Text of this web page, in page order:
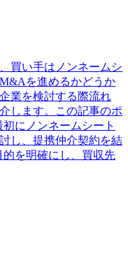
買い手はノンネームシ
を進めるかどうか
業を検討する際流れ
します。この記事のポ
にノンネームシート
し、提携仲介契約を結
を明確にし、買収先